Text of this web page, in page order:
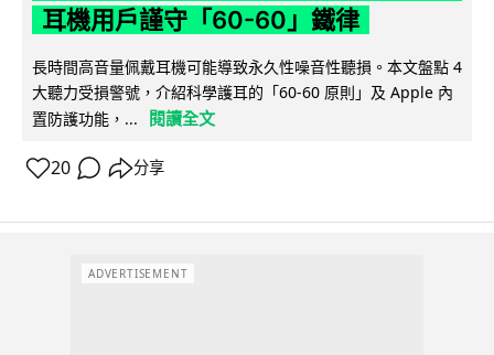
耳機用戶謹守「60-60」鐵律
長時間高音量佩戴耳機可能導致永久性噪音性聽損。本文盤點 4
大聽力受損警號，介紹科學護耳的「60-60 原則」及 Apple 內
置防護功能，...
閱讀全文
20 分享
ADVERTISEMENT